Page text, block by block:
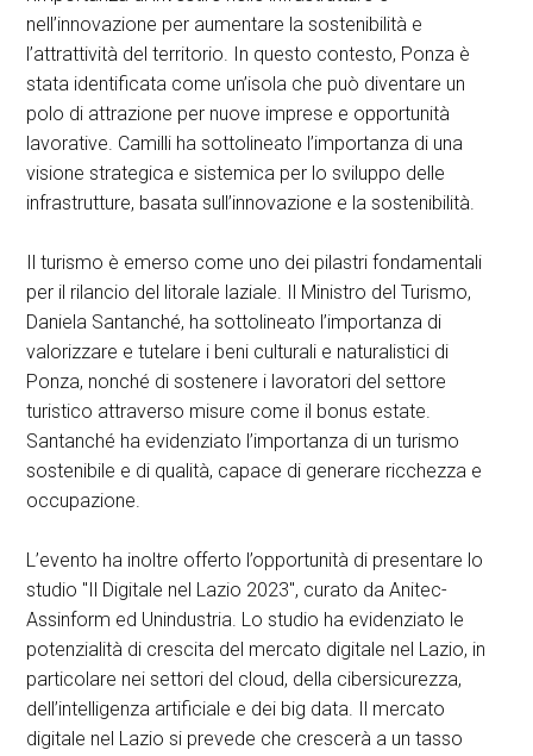
nell’innovazione per aumentare la sostenibilità e
l’attrattività del territorio. In questo contesto, Ponza è
stata identificata come un’isola che può diventare un
polo di attrazione per nuove imprese e opportunità
lavorative. Camilli ha sottolineato l’importanza di una
visione strategica e sistemica per lo sviluppo delle
infrastrutture, basata sull’innovazione e la sostenibilità.
Il turismo è emerso come uno dei pilastri fondamentali
per il rilancio del litorale laziale. Il Ministro del Turismo,
Daniela Santanché, ha sottolineato l’importanza di
valorizzare e tutelare i beni culturali e naturalistici di
Ponza, nonché di sostenere i lavoratori del settore
turistico attraverso misure come il bonus estate.
Santanché ha evidenziato l’importanza di un turismo
sostenibile e di qualità, capace di generare ricchezza e
occupazione.
L’evento ha inoltre offerto l’opportunità di presentare lo
studio "Il Digitale nel Lazio 2023", curato da Anitec-
Assinform ed Unindustria. Lo studio ha evidenziato le
potenzialità di crescita del mercato digitale nel Lazio, in
particolare nei settori del cloud, della cibersicurezza,
dell’intelligenza artificiale e dei big data. Il mercato
digitale nel Lazio si prevede che crescerà a un tasso